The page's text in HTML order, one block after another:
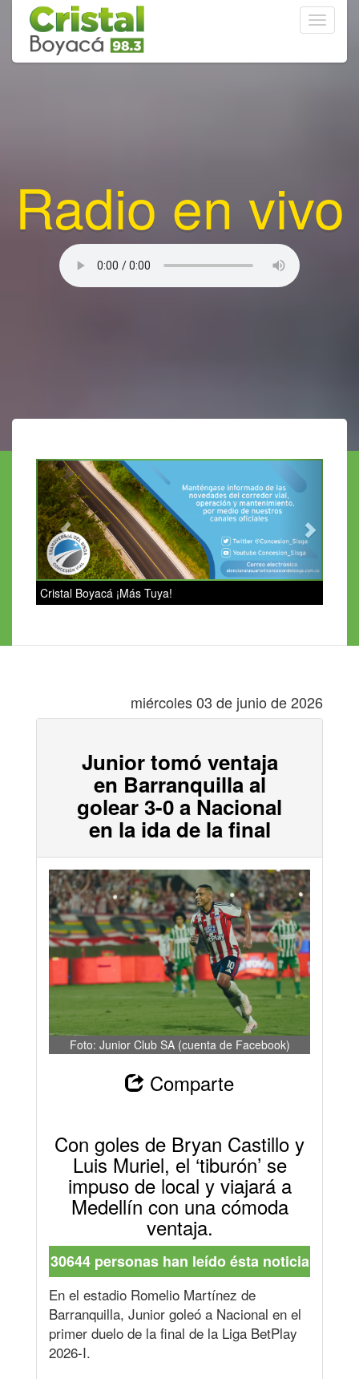
Toggle
Radio en vivo
Previous
Cristal Boyacá ¡Más Tuya!
miércoles 03 de junio de 2026
Junior tomó ventaja
en Barranquilla al
golear 3-0 a Nacional
en la ida de la final
Foto: Junior Club SA (cuenta de Facebook)
Comparte
Con goles de Bryan Castillo y
Luis Muriel, el ‘tiburón’ se
impuso de local y viajará a
Medellín con una cómoda
ventaja.
30644 personas han leído ésta noticia
En el estadio Romelio Martínez de
Barranquilla, Junior goleó a Nacional en el
primer duelo de la final de la Liga BetPlay
2026-I.